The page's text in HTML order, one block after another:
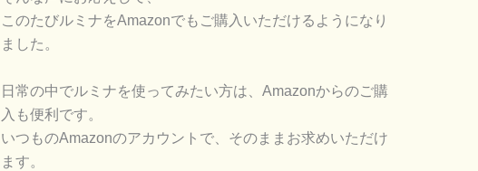
このたびルミナをAmazonでもご購入いただけるようになり
ました。
日常の中でルミナを使ってみたい方は、Amazonからのご購
入も便利です。
いつものAmazonのアカウントで、そのままお求めいただけ
ます。